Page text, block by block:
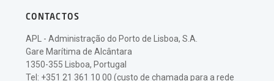
CONTACTOS
APL - Administração do Porto de Lisboa, S.A.
Gare Marítima de Alcântara
1350-355 Lisboa, Portugal
Tel: +351 21 361 10 00 (custo de chamada para a rede